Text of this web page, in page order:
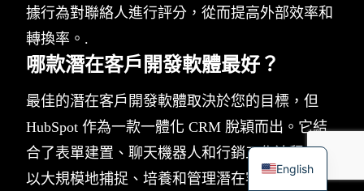
據行為對聯絡人進行評分，從而提高外部效率和
轉換率。.
哪款潛在客戶開發軟體最好？
最佳的潛在客戶開發軟體取決於您的目標，但
HubSpot 作為一款一體化 CRM 脫穎而出。它結
合了表單建置、聊天機器人和行銷工作流程，可
以大規模地捕捉、培養和管理潛在客戶。.
English